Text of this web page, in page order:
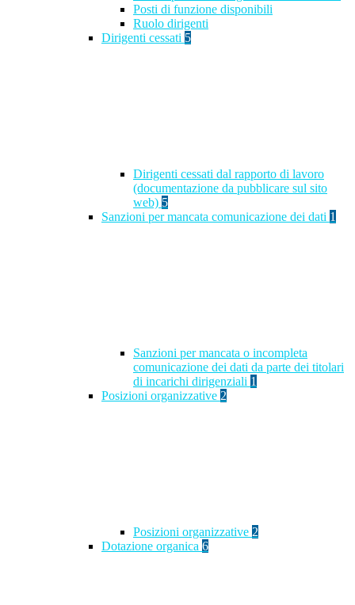
Posti di funzione disponibili
Ruolo dirigenti
Dirigenti cessati 5
Dirigenti cessati dal rapporto di lavoro
(documentazione da pubblicare sul sito
web) 5
Sanzioni per mancata comunicazione dei dati 1
Sanzioni per mancata o incompleta
comunicazione dei dati da parte dei titolari
di incarichi dirigenziali 1
Posizioni organizzative 2
Posizioni organizzative 2
Dotazione organica 6